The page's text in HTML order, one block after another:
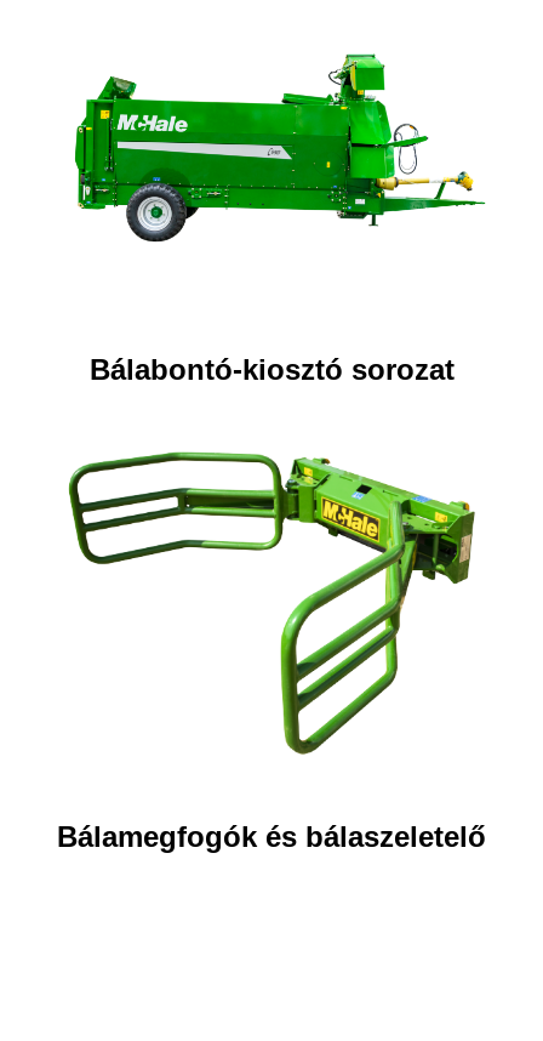
Bálabontó-kiosztó sorozat
Bálamegfogók és bálaszeletelő